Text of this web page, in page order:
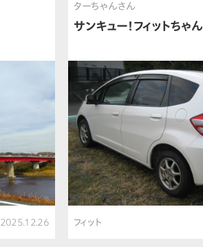
2025.12.26
ターちゃんさん
サンキュー！フィットちゃん
フィット